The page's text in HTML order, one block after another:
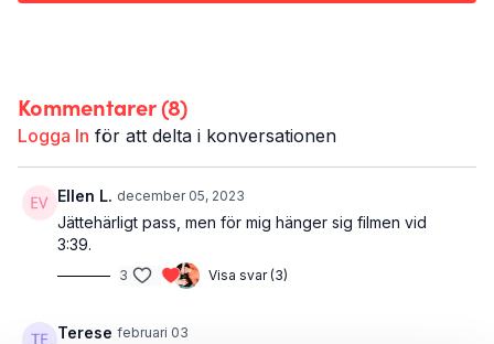
Den här korta kvällsyogaklassen är en del av programmet
Relax and Unwind: sju sköna sätt att varva ner på kvällen.
Kommentarer (8)
Logga In för att delta i konversationen
Ellen L. december 05, 2023
Jättehärligt pass, men för mig hänger sig filmen vid
3:39.
3 Visa svar (3)
Terese februari 03